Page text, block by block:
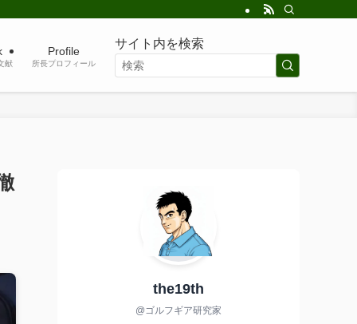
献
Profile
所長プロフィール
サイト内を検索
the19th
@ゴルフギア研究家